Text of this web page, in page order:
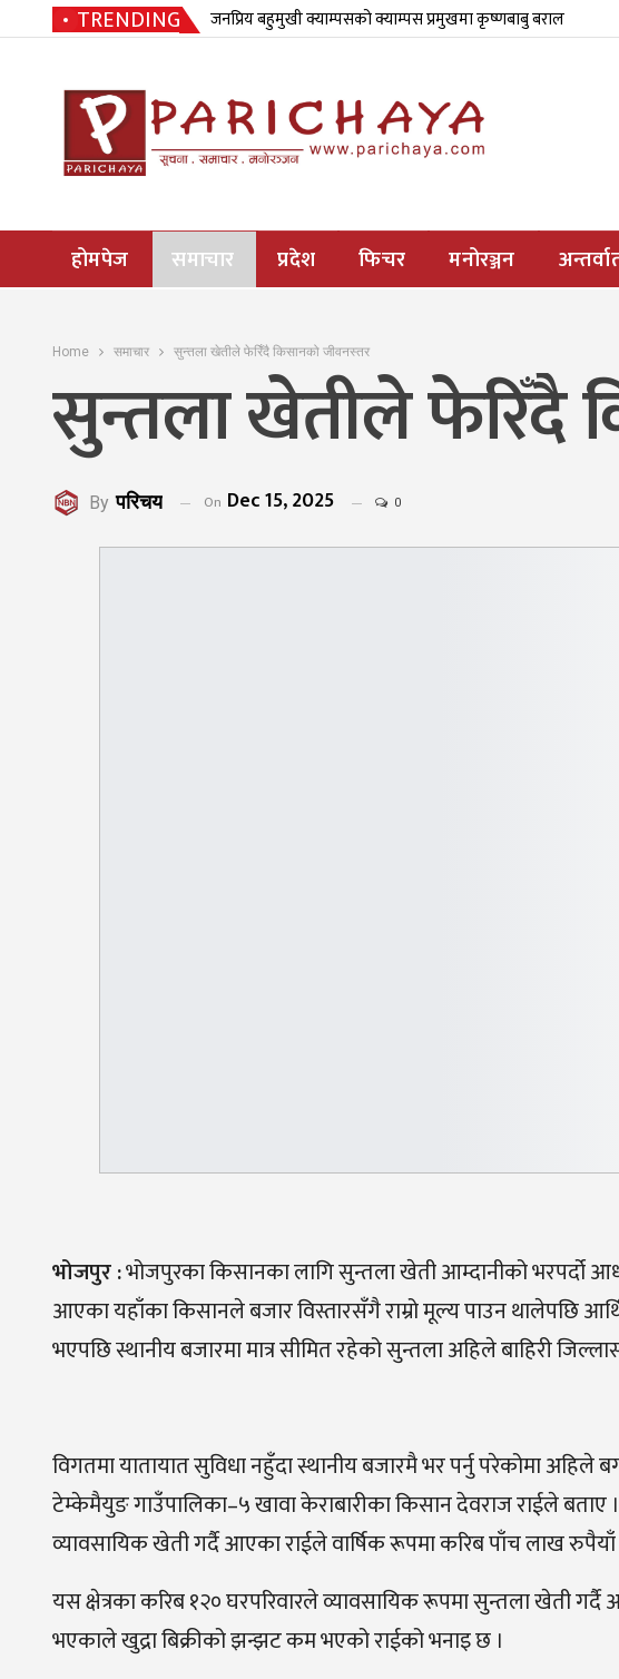
TRENDING जनप्रिय बहुमुखी क्याम्पसको क्याम्पस प्रमुखमा कृष्णबाबु बराल
होमपेज समाचार प्रदेश फिचर मनोरञ्जन
Home समाचार सुन्तला खेतीले फेरिँदै किसानको जीवनस्तर
सुन्तला खेतीले फेरिँदै
By परिचय On Dec 15, 2025 0
भोजपुर :भोजपुरका किसानका लागि सुन्तला खेती आम्दानीको भरपर्दो
आएका यहाँका किसानले बजार विस्तारसँगै राम्रो मूल्य पाउन थालेपछि
भएपछि स्थानीय बजारमा मात्र सीमित रहेको सुन्तला अहिले बाहिरी
विगतमा यातायात सुविधा नहुँदा स्थानीय बजारमै भर पर्नु परेकोमा
टेम्केमैयुङ गाउँपालिका–५ खावा केराबारीका किसान देवराज राईले बताए
व्यावसायिक खेती गर्दै आएका राईले वार्षिक रूपमा करिब पाँच लाख
यस क्षेत्रका करिब १२० घरपरिवारले व्यावसायिक रूपमा सुन्तला खेती
भएकाले खुद्रा बिक्रीको झन्झट कम भएको राईको भनाइ छ ।